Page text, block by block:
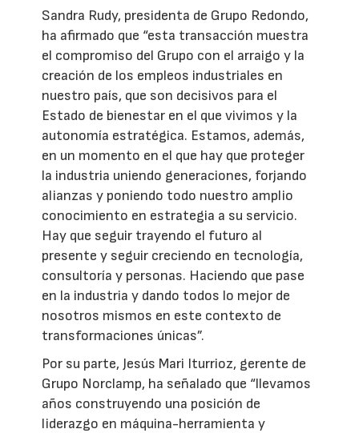
Sandra Rudy, presidenta de Grupo Redondo,
ha afirmado que “esta transacción muestra
el compromiso del Grupo con el arraigo y la
creación de los empleos industriales en
nuestro país, que son decisivos para el
Estado de bienestar en el que vivimos y la
autonomía estratégica. Estamos, además,
en un momento en el que hay que proteger
la industria uniendo generaciones, forjando
alianzas y poniendo todo nuestro amplio
conocimiento en estrategia a su servicio.
Hay que seguir trayendo el futuro al
presente y seguir creciendo en tecnología,
consultoría y personas. Haciendo que pase
en la industria y dando todos lo mejor de
nosotros mismos en este contexto de
transformaciones únicas”.
Por su parte, Jesús Mari Iturrioz, gerente de
Grupo Norclamp, ha señalado que “llevamos
años construyendo una posición de
liderazgo en máquina-herramienta y